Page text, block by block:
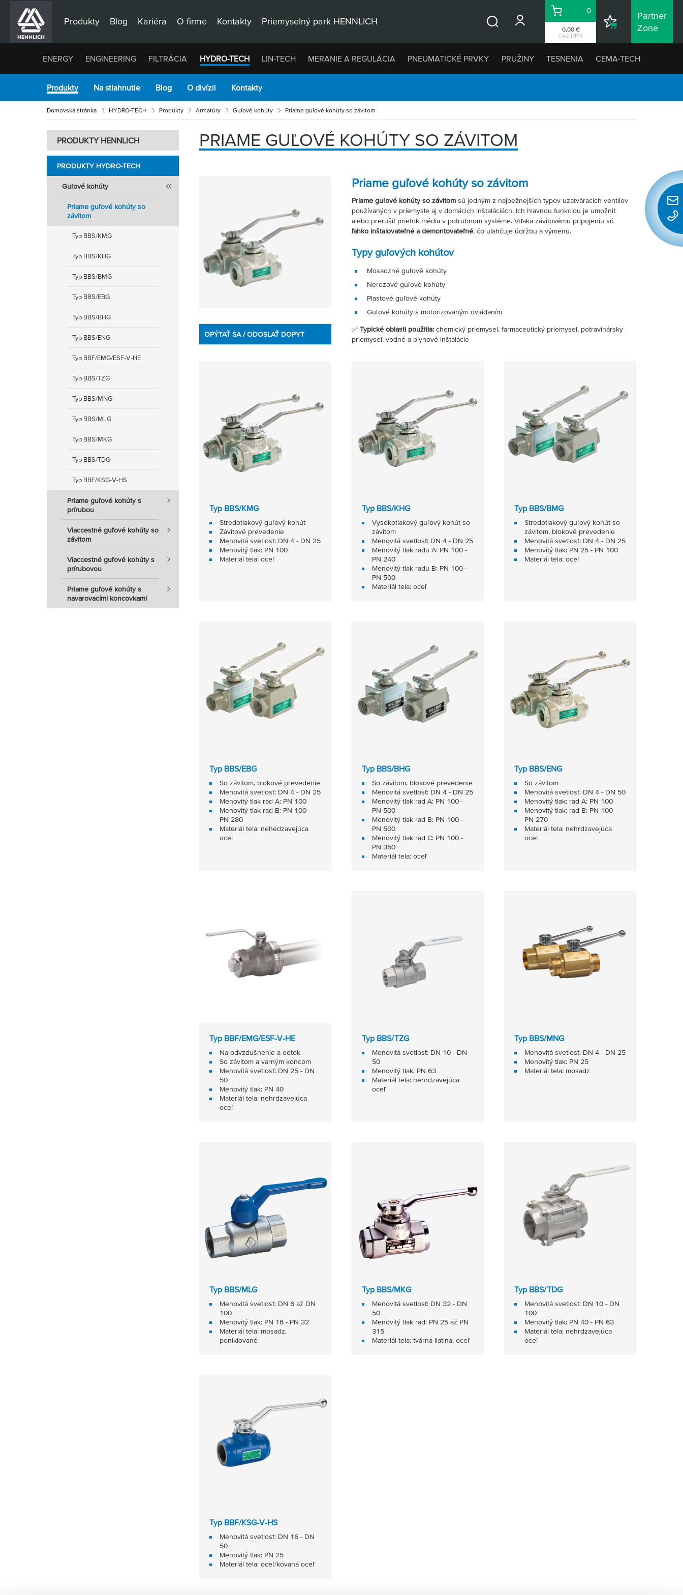
Produkty Blog Kariéra O firme Kontakty Priemyselný park HENNLICH
0,00 €
bez DPH
Košík
0
Nákupný
Partner
Zone
ENERGY ENGINEERING FILTRÁCIA HYDRO-TECH LIN-TECH MERANIE A REGULÁCIA PNEUMATICKÉ PRVKY PRUŽINY TESNENIA CEMA-TECH
Produkty Na stiahnutie Blog O divízii Kontakty
Domovská stránka HYDRO-TECH Produkty Armatúry Guľové kohúty Priame guľové kohúty so závitom
PRODUKTY HENNLICH
PRODUKTY HYDRO-TECH
Guľové kohúty
Priame guľové kohúty so
závitom
Typ BBS/KMG
Typ BBS/KHG
Typ BBS/BMG
Typ BBS/EBG
Typ BBS/BHG
Typ BBS/ENG
Typ BBF/EMG/ESF-V-HE
Typ BBS/TZG
Typ BBS/MNG
Typ BBS/MLG
Typ BBS/MKG
Typ BBS/TDG
Typ BBF/KSG-V-HS
Priame guľové kohúty s
prírubou
Viaccestné guľové kohúty so
závitom
Viaccestné guľové kohúty s
prírubovou
Priame guľové kohúty s
navarovacími koncovkami
PRIAME GUĽOVÉ KOHÚTY SO ZÁVITOM
OPÝTAŤ SA / ODOSLAŤ DOPYT
Priame guľové kohúty so závitom
Priame guľové kohúty so závitom sú jedným z najbežnejších typov uzatváracích ventilov
používaných v priemysle aj v domácich inštaláciách. Ich hlavnou funkciou je umožniť
alebo prerušiť prietok média v potrubnom systéme. Vďaka závitovému pripojeniu sú
ľahko inštalovateľné a demontovateľné, čo uľahčuje údržbu a výmenu.
Typy guľových kohútov
Mosadzné guľové kohúty
Nerezové guľové kohúty
Plastové guľové kohúty
Guľové kohúty s motorizovaným ovládaním
✅ Typické oblasti použitia: chemický priemysel, farmaceutický priemysel, potravinársky
priemysel, vodné a plynové inštalácie
Typ BBS/KMG
Stredotlakový guľový kohút
Závitové prevedenie
Menovitá svetlosť: DN 4 - DN 25
Menovitý tlak: PN 100
Materiál tela: oceľ
Typ BBS/KHG
Vysokotlakový guľový kohút so
závitom
Menovitá svetlosť: DN 4 - DN 25
Menovitý tlak radu A: PN 100 -
PN 240
Menovitý tlak radu B: PN 100 -
PN 500
Materiál tela: oceľ
Typ BBS/BMG
Stredotlakový guľový kohút so
závitom, blokové prevedenie
Menovitá svetlosť: DN 4 - DN 25
Menovitý tlak: PN 25 - PN 100
Materiál tela: oceľ
Typ BBS/EBG
So závitom, blokové prevedenie
Menovitá svetlosť: DN 4 - DN 25
Menovitý tlak rad A: PN 100
Menovitý tlak rad B: PN 100 -
PN 280
Materiál tela: nehedzavejúca
oceľ
Typ BBS/BHG
So závitom, blokové prevedenie
Menovitá svetlosť: DN 4 - DN 25
Menovitý tlak rad A: PN 100 -
PN 500
Menovitý tlak rad B: PN 100 -
PN 500
Menovitý tlak rad C: PN 100 -
PN 350
Materiál tela: oceľ
Typ BBS/ENG
So závitom
Menovitá svetlosť: DN 4 - DN 50
Menovitý tlak: rad A: PN 100
Menovitý tlak: rad B: PN 100 -
PN 270
Materiál tela: nehrdzavejúca
oceľ
Typ BBF/EMG/ESF-V-HE
Na odvzdušnenie a odtok
So závitom a varným koncom
Menovitá svetlosť: DN 25 - DN
50
Menovitý tlak: PN 40
Materiál tela: nehrdzavejúca
oceľ
Typ BBS/TZG
Menovitá svetlosť: DN 10 - DN
50
Menovitý tlak: PN 63
Materiál tela: nehrdzavejúca
oceľ
Typ BBS/MNG
Menovitá svetlosť: DN 4 - DN 25
Menovitý tlak: PN 25
Materiál tela: mosadz
Typ BBS/MLG
Menovitá svetlosť: DN 6 až DN
100
Menovitý tlak: PN 16 - PN 32
Materiál tela: mosadz,
poniklované
Typ BBS/MKG
Menovitá svetlosť: DN 32 - DN
50
Menovitý tlak rad: PN 25 až PN
315
Materiál tela: tvárna liatina, oceľ
Typ BBS/TDG
Menovitá svetlosť: DN 10 - DN
100
Menovitý tlak: PN 40 - PN 63
Materiál tela: nehrdzavejúca
oceľ
Typ BBF/KSG-V-HS
Menovitá svetlosť: DN 16 - DN
50
Menovitý tlak: PN 25
Materiál tela: oceľ/kovaná oceľ